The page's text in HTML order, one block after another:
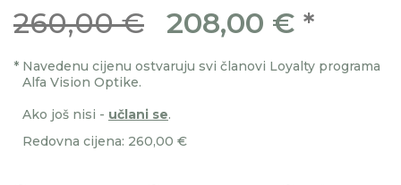
260,00 € 208,00 € *
* Navedenu cijenu ostvaruju svi članovi Loyalty programa
Alfa Vision Optike.
Ako još nisi - učlani se.
Redovna cijena: 260,00 €